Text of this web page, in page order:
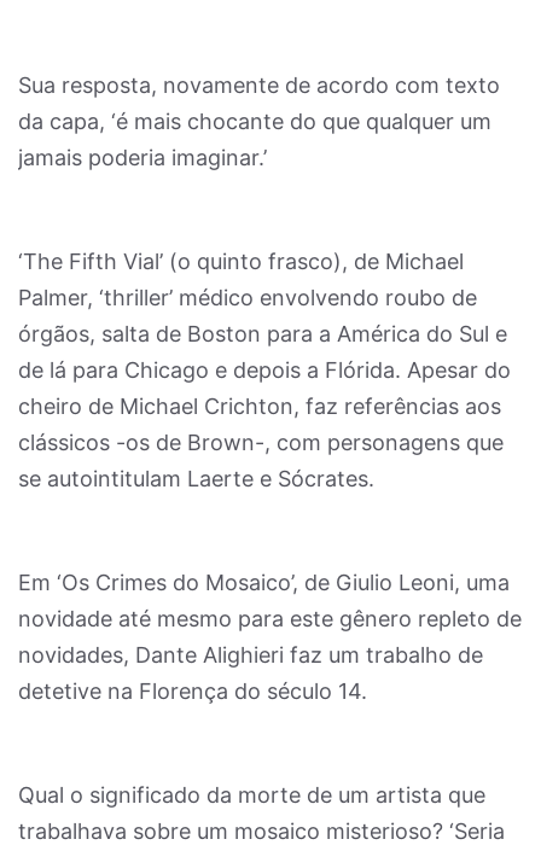
Sua resposta, novamente de acordo com texto
da capa, ‘é mais chocante do que qualquer um
jamais poderia imaginar.’
‘The Fifth Vial’ (o quinto frasco), de Michael
Palmer, ‘thriller’ médico envolvendo roubo de
órgãos, salta de Boston para a América do Sul e
de lá para Chicago e depois a Flórida. Apesar do
cheiro de Michael Crichton, faz referências aos
clássicos -os de Brown-, com personagens que
se autointitulam Laerte e Sócrates.
Em ‘Os Crimes do Mosaico’, de Giulio Leoni, uma
novidade até mesmo para este gênero repleto de
novidades, Dante Alighieri faz um trabalho de
detetive na Florença do século 14.
Qual o significado da morte de um artista que
trabalhava sobre um mosaico misterioso? ‘Seria